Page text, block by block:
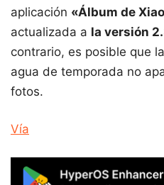
aplicación «Álbum de
actualizada a la versión
contrario, es posible que
agua de temporada no
fotos.
Vía